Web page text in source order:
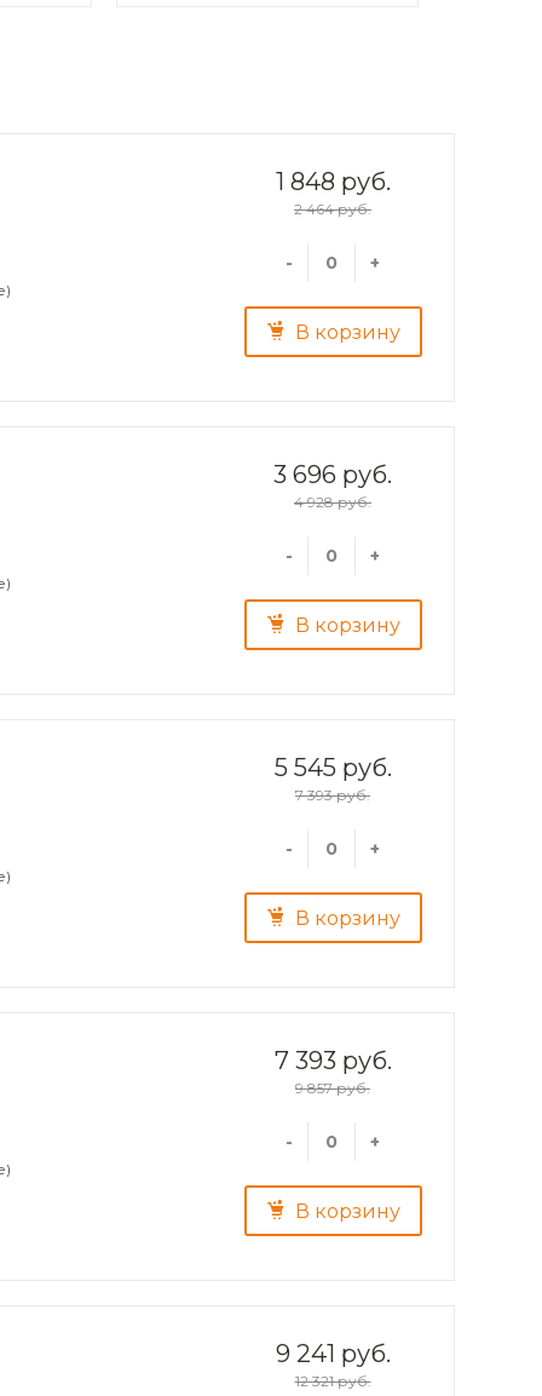
1 848 руб.
2 464 руб.
- +
В корзину
3 696 руб.
4 928 руб.
- +
В корзину
5 545 руб.
7 393 руб.
- +
В корзину
7 393 руб.
9 857 руб.
- +
В корзину
9 241 руб.
12 321 руб.